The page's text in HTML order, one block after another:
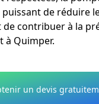
de réduire
contribuer à la
à Quimper.
un devis